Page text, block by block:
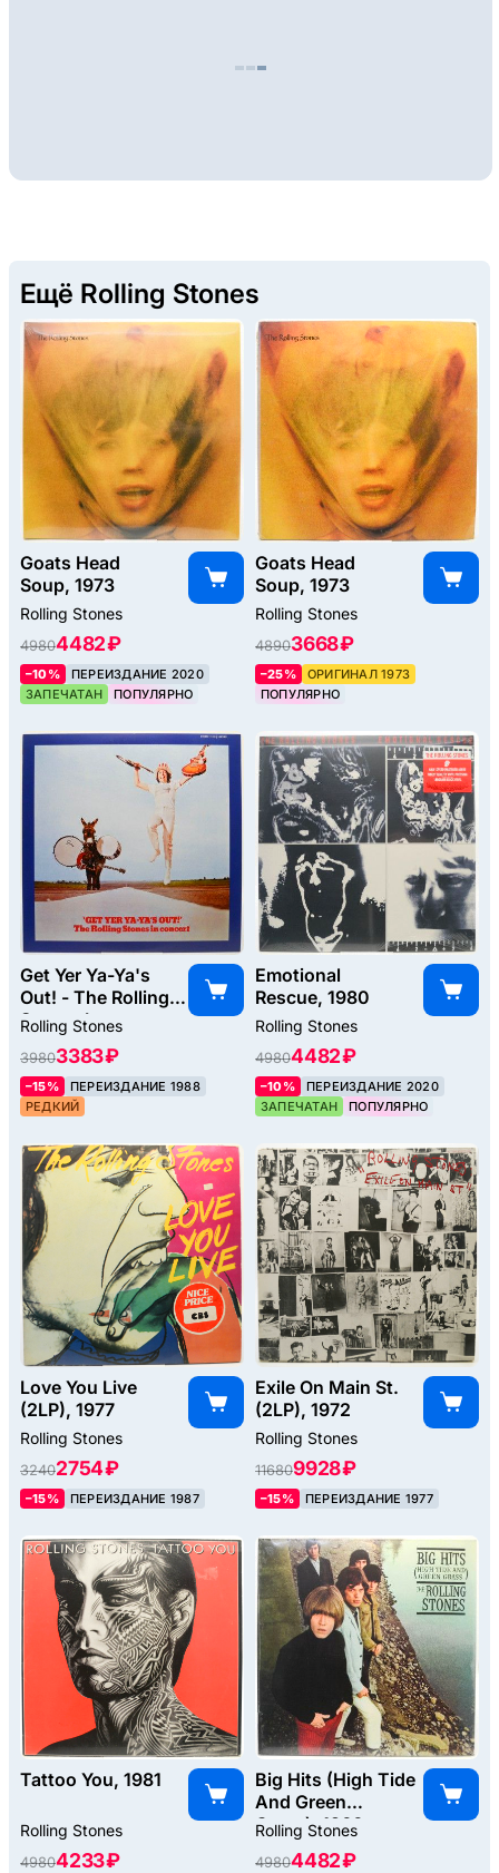
Ещё Rolling Stones
Goats Head
Soup, 1973
Rolling Stones
49804482 ₽
–10%
ПЕРЕИЗДАНИЕ 2020
ЗАПЕЧАТАН
ПОПУЛЯРНО
Goats Head
Soup, 1973
Rolling Stones
48903668 ₽
–25%
ОРИГИНАЛ 1973
ПОПУЛЯРНО
Get Yer Ya-Ya's
Out! - The Rolling
Stones In
Concert, 1970
Rolling Stones
39803383 ₽
–15%
ПЕРЕИЗДАНИЕ 1988
РЕДКИЙ
Emotional
Rescue, 1980
Rolling Stones
49804482 ₽
–10%
ПЕРЕИЗДАНИЕ 2020
ЗАПЕЧАТАН
ПОПУЛЯРНО
Love You Live
(2LP), 1977
Rolling Stones
32402754 ₽
–15% ПЕРЕИЗДАНИЕ 1987
Exile On Main St.
(2LP), 1972
Rolling Stones
116809928 ₽
–15% ПЕРЕИЗДАНИЕ 1977
Tattoo You, 1981
Rolling Stones
49804233 ₽
Big Hits (High Tide
And Green
Grass), 1966
Rolling Stones
49804482 ₽